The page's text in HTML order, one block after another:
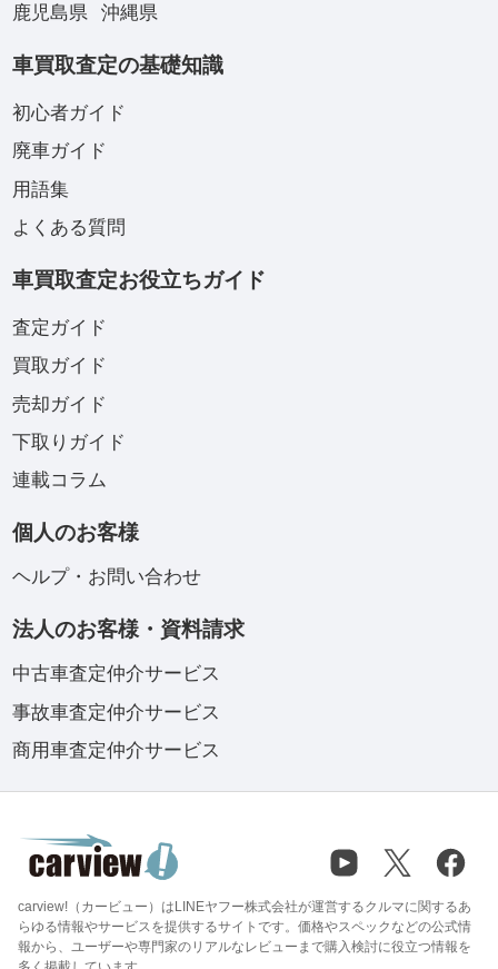
鹿児島県
沖縄県
車買取査定の基礎知識
初心者ガイド
廃車ガイド
用語集
よくある質問
車買取査定お役立ちガイド
査定ガイド
買取ガイド
売却ガイド
下取りガイド
連載コラム
個人のお客様
ヘルプ・お問い合わせ
法人のお客様・資料請求
中古車査定仲介サービス
事故車査定仲介サービス
商用車査定仲介サービス
carview!（カービュー）はLINEヤフー株式会社が運営するクルマに関するあ
らゆる情報やサービスを提供するサイトです。価格やスペックなどの公式情
報から、ユーザーや専門家のリアルなレビューまで購入検討に役立つ情報を